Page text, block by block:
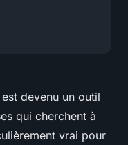
devenu un outil
qui cherchent à
vrai pour